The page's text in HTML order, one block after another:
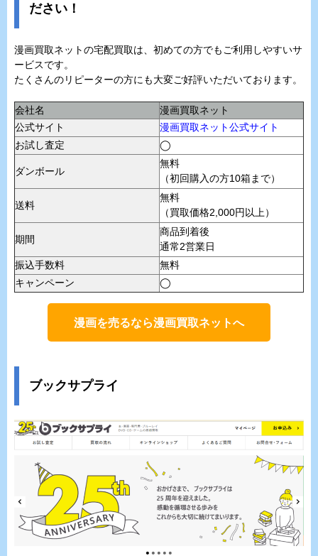
ださい！
漫画買取ネットの宅配買取は、初めての方でもご利用しやすいサ
ービスです。
たくさんのリピーターの方にも大変ご好評いただいております。
会社名
漫画買取ネット
公式サイト
漫画買取ネット公式サイト
お試し査定
◯
ダンボール
無料
（初回購入の方10箱まで）
送料
無料
（買取価格2,000円以上）
期間
商品到着後
通常2営業日
振込手数料
無料
キャンペーン
◯
漫画を売るなら漫画買取ネットへ
ブックサプライ